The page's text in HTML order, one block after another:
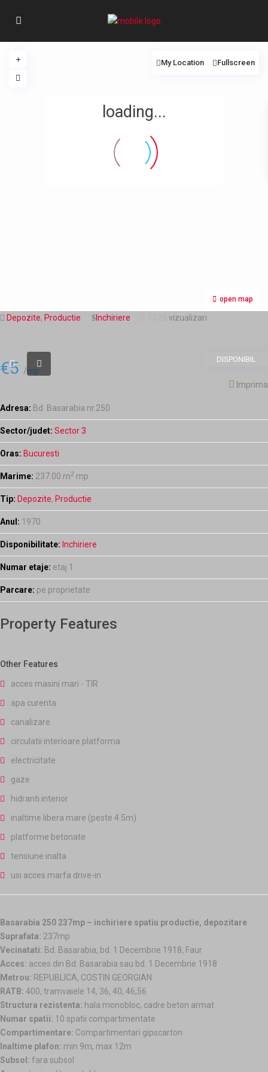
loading...
open map
My Location Fullscreen
Depozite, Productie Inchiriere vizualizari
DISPONIBIL
€5 /mp
Imprima
Adresa: Bd. Basarabia nr.250
Sector/judet: Sector 3
Oras: Bucuresti
Marime: 237.00 m2 mp
Tip: Depozite, Productie
Anul: 1970
Disponibilitate: Inchiriere
Numar etaje: etaj 1
Parcare: pe proprietate
Property Features
Other Features
acces masini mari - TIR
apa curenta
canalizare
circulatii interioare platforma
electricitate
gaze
hidranti interior
inaltime libera mare (peste 4.5m)
platforme betonate
tensiune inalta
usi acces marfa drive-in
Basarabia 250 237mp – inchiriere spatiu productie, depozitare
Suprafata: 237mp
Vecinatati: Bd. Basarabia, bd. 1 Decembrie 1918, Faur
Acces: acces din Bd. Basarabia sau bd. 1 Decembrie 1918
Metrou: REPUBLICA, COSTIN GEORGIAN
RATB: 400, tramvaiele 14, 36, 40, 46,56
Structura rezistenta: hala monobloc, cadre beton armat
Numar spatii: 10 spatii compartimentate
Compartimentare: Compartimentari gipscarton
Inaltime plafon: min 9m, max 12m
Subsol: fara subsol